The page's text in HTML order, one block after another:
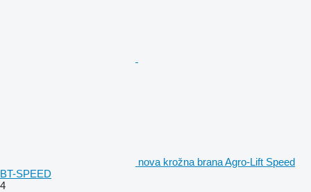
nova krožna brana Agro-Lift Speed
BT-SPEED
4